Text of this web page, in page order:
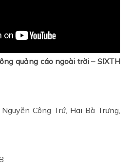
quảng cáo ngoài trời – SIXTH
Công Trứ, Hai Bà Trưng,